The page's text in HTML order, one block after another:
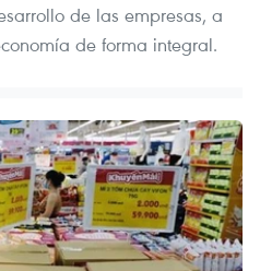
de las empresas, a
de forma integral.